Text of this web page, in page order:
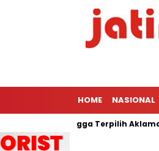
HOME NASIONAL
PWI Hingga Terpilih Aklamasi